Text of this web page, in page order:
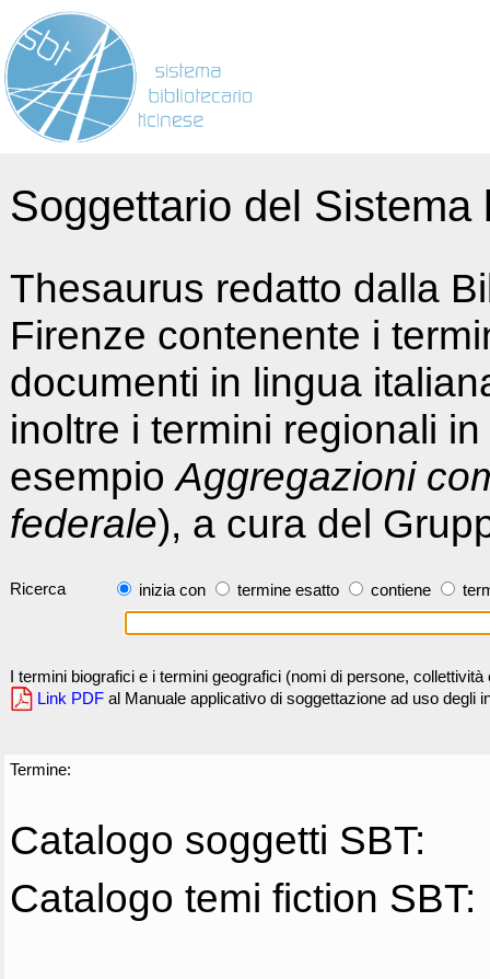
Soggettario del
Thesaurus redatto dalla
Firenze contenente i
documenti in lingua
inoltre i termini regionali
esempioAggregazioni
federale), a cura del
Ricerca inizia con termine esatto contiene
I termini biografici e i termini geografici (nomi di persone,
Link PDF al Manuale applicativo di soggettazione ad uso degli
Termine:
Catalogo soggetti SBT:
Catalogo temi fiction SBT: